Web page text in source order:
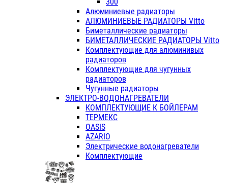
Алюминиевые радиаторы
АЛЮМИНИЕВЫЕ РАДИАТОРЫ Vitto
Биметаллические радиаторы
БИМЕТАЛЛИЧЕСКИЕ РАДИАТОРЫ Vitto
Комплектующие для алюминивых
радиаторов
Комплектующие для чугунных
радиаторов
Чугунные радиаторы
ЭЛЕКТРО-ВОДОНАГРЕВАТЕЛИ
КОМПЛЕКТУЮЩИЕ К БОЙЛЕРАМ
ТЕРМЕКС
OASIS
AZARIO
Электрические водонагреватели
Комплектующие